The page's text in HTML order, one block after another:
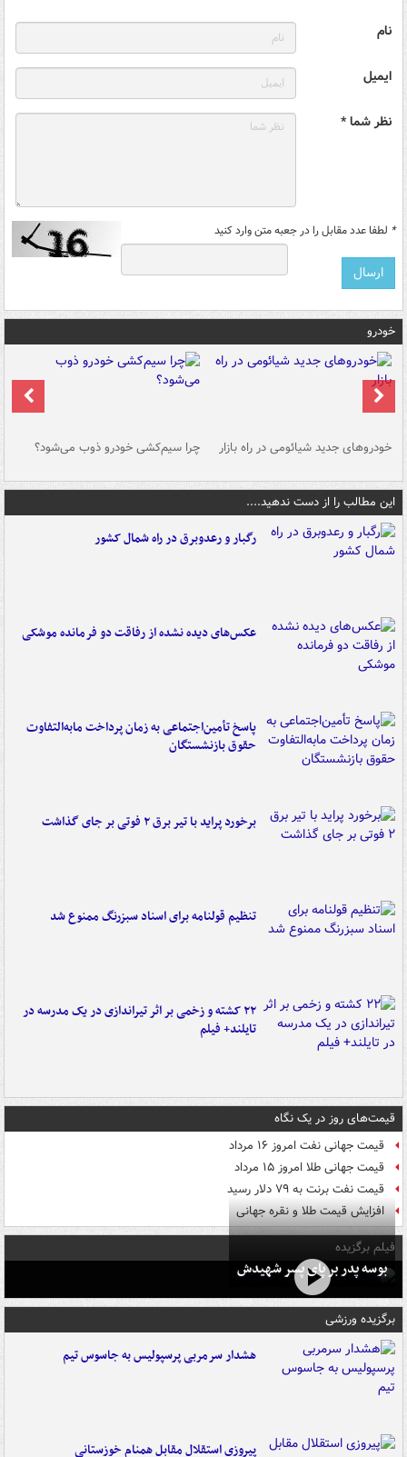
نام
ایمیل
نظر شما *
* لطفا عدد مقابل را در جعبه متن وارد کنید
خودرو
خودروهای جدید شیائومی در راه بازار چرا سیم‌کشی خودرو ذوب می‌شود؟
این مطالب را از دست ندهید....
رگبار و رعدوبرق در راه شمال کشور
عکس‌های دیده نشده از رفاقت دو فرمانده‌ موشکی
پاسخ تأمین‌اجتماعی به زمان پرداخت مابه‌التفاوت
حقوق بازنشستگان
برخورد پراید با تیر برق ۲ فوتی بر جای گذاشت
تنظیم قولنامه برای اسناد سبزرنگ ممنوع شد
۲۲ کشته و زخمی بر اثر تیراندازی در یک مدرسه در
تایلند+ فیلم
قیمت‌های روز در یک نگاه
قیمت جهانی نفت امروز ۱۶ مرداد
قیمت جهانی طلا امروز ۱۵ مرداد
قیمت نفت برنت به ۷۹ دلار رسید
افزایش قیمت طلا و نقره جهانی
فیلم برگزیده
بوسه‌ پدر بر پای پسر شهیدش
برگزیده ورزشی
هشدار سرمربی پرسپولیس به جاسوس تیم
پیروزی استقلال مقابل همنام خوزستانی